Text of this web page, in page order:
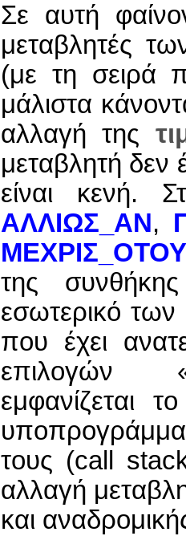
Σε αυτή
μεταβλητές
(με τη σειρά
μάλιστα
αλλαγή της
μεταβλητή δεν
είναι κενή.
ΑΛΛΙΩΣ_ΑΝ,
ΜΕΧΡΙΣ_ΟΤΟΥ
της
εσωτερικό των
που έχει
επιλογών
εμφανίζεται
τους (call
αλλαγή
και